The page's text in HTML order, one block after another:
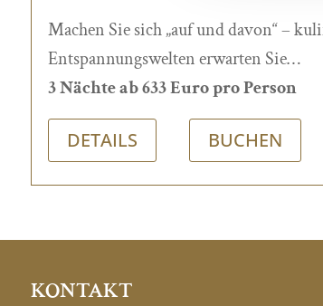
Machen Sie sich „auf und davon“ –
Entspannungswelten erwarten Sie…
3 Nächte ab 633 Euro pro Person
DETAILS BUCHEN
KONTAKT